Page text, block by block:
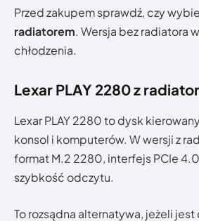
Przed zakupem sprawdź, czy
radiatorem. Wersja bez radiatora
chłodzenia.
Lexar PLAY 2280 z
Lexar PLAY 2280 to dysk
konsol i komputerów. W wersji z
format M.2 2280, interfejs PCIe
szybkość odczytu.
To rozsądna alternatywa, jeżeli